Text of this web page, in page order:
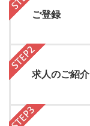
ご登録
求人のご紹介